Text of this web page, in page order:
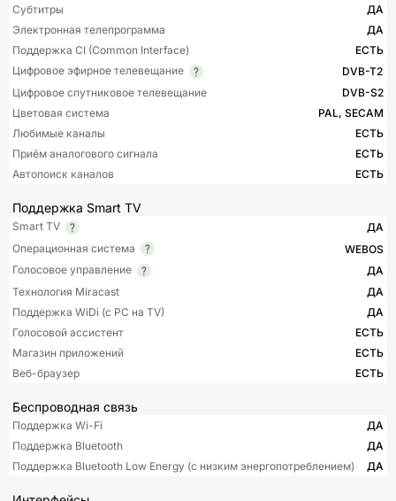
Субтитры
ДА
Электронная телепрограмма
ДА
Поддержка CI (Common Interface)
ЕСТЬ
Цифровое эфирное телевещание
DVB-T2
Цифровое спутниковое телевещание
DVB-S2
Цветовая система
PAL, SECAM
Любимые каналы
ЕСТЬ
Приём аналогового сигнала
ЕСТЬ
Автопоиск каналов
ЕСТЬ
Поддержка Smart TV
Smart TV
ДА
Операционная система
WEBOS
Голосовое управление
ДА
Технология Miracast
ДА
Поддержка WiDi (с PC на TV)
ДА
Голосовой ассистент
ЕСТЬ
Магазин приложений
ЕСТЬ
Веб-браузер
ЕСТЬ
Беспроводная связь
Поддержка Wi-Fi
ДА
Поддержка Bluetooth
ДА
Поддержка Bluetooth Low Energy (с низким энергопотреблением)
ДА